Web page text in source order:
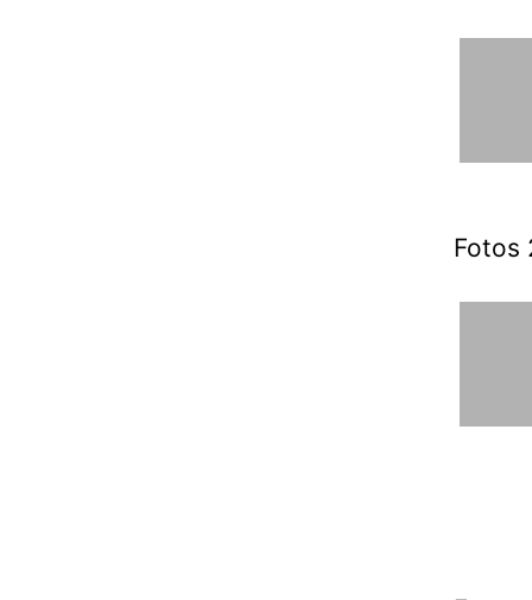
Fotos